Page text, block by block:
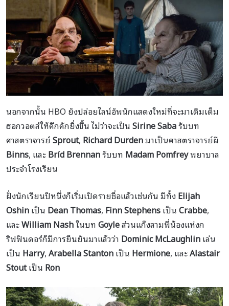
นอกจากนั้น HBO ยังปล่อยไลน์อัพนักแสดงใหม่ที่จะมาเติมเต็ม
ฮอกวอตส์ให้คึกคักยิ่งขึ้น ไม่ว่าจะเป็นSirine Sabaรับบท
ศาสตราจารย์Sprout, Richard Durdenมาเป็นศาสตราจารย์ผี
Binns, และBríd Brennanรับบท Madam Pomfreyพยาบาล
ประจำโรงเรียน
ฝั่งนักเรียนปีหนึ่งก็เริ่มเปิดรายชื่อแล้วเช่นกัน มีทั้งElijah
Oshinเป็น Dean Thomas, Finn Stephensเป็นCrabbe,
และWilliam NashในบทGoyleส่วนแก๊งสามพี่น้องแห่งก
ริฟฟินดอร์ก็มีการยืนยันมาแล้วว่า Dominic McLaughlinเล่น
เป็น Harry,Arabella Stantonเป็น Hermione, และAlastair
Stoutเป็น Ron